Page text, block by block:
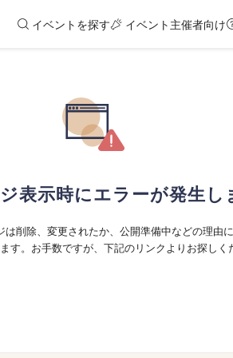
イベントを探す イベント主催者向け
表示時にエラーが発生し
は削除、変更されたか、公開準備中などの理由
す。お手数ですが、下記のリンクよりお探しく